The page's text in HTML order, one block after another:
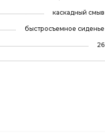
каскадный смыв
быстросъемное сиденье
26